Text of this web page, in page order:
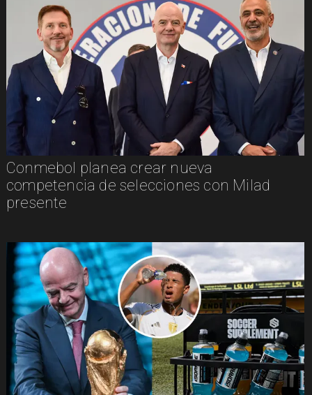
Conmebol planea crear nueva
competencia de selecciones con Milad
presente